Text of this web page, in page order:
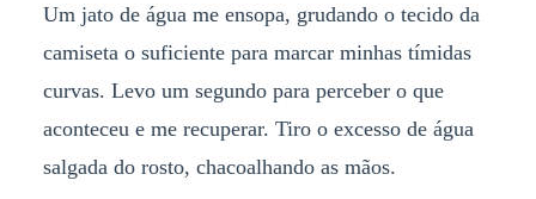
Um jato de água me ensopa, grudando o tecido da
camiseta o suficiente para marcar minhas tímidas
curvas. Levo um segundo para perceber o que
aconteceu e me recuperar. Tiro o excesso de água
salgada do rosto, chacoalhando as mãos.